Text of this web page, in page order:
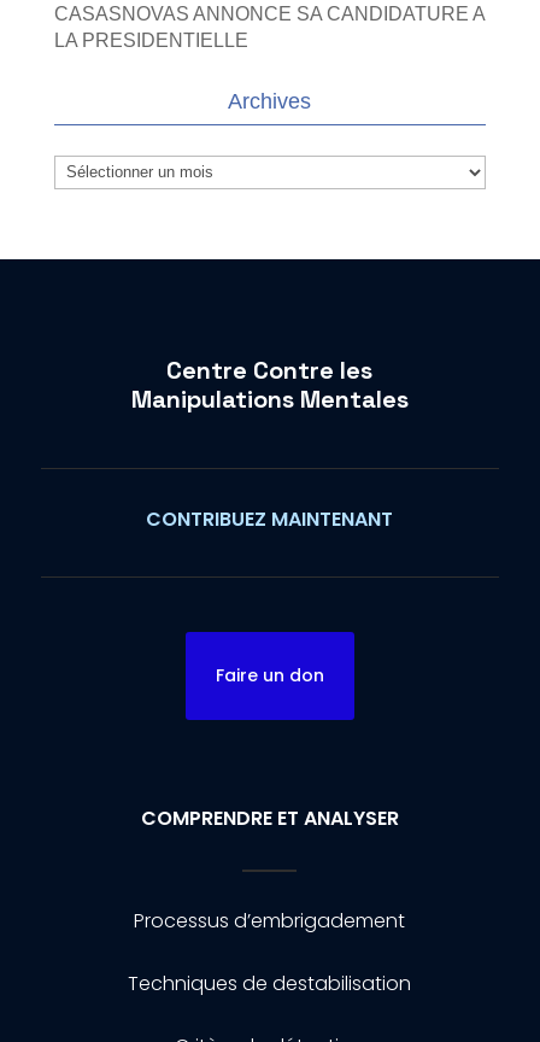
CASASNOVAS ANNONCE SA CANDIDATURE A
LA PRESIDENTIELLE
Archives
Archives
Centre Contre les
Manipulations Mentales
CONTRIBUEZ MAINTENANT
Faire un don
COMPRENDRE ET ANALYSER
Processus d’embrigadement
Techniques de destabilisation